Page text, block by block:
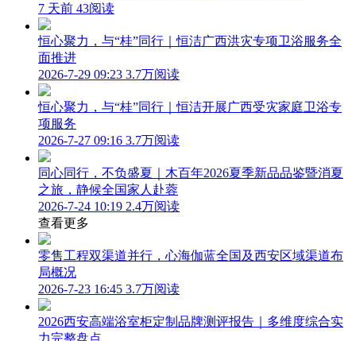
7 天前 43阅读
恒心聚力，与“桂”同行｜恒洁广西洪灾专项卫浴服务全
面推进
2026-7-29 09:23 3.7万阅读
恒心聚力，与“桂”同行｜恒洁开展广西受灾家庭卫浴专
项服务
2026-7-27 09:16 3.7万阅读
同心同行，不负盛夏｜木百年2026夏季新品品鉴暨消夏
之旅，静候全国家人赴蓉
2026-7-24 10:19 2.4万阅读
查看更多
零售工程双渠道并行，心海伽蓝全国及西安区域渠道布
局概况
2026-7-23 16:45 3.7万阅读
2026西安高端浴室柜定制品牌测评报告｜多维度综合实
力完整盘点